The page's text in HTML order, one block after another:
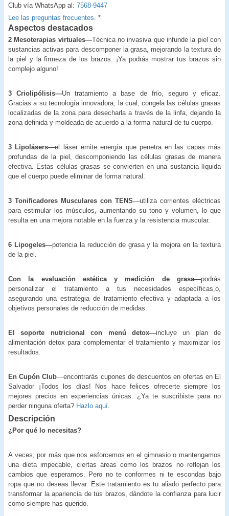
Club vía WhatsApp al: 7568-9447
Lee las preguntas frecuentes. *
Aspectos destacados
2 Mesoterapias virtuales—Técnica no invasiva que infunde la piel con
sustancias activas para descomponer la grasa, mejorando la textura de
la piel y la firmeza de los brazos. ¡Ya podrás mostrar tus brazos sin
complejo alguno!
3 Criolipólisis—Un tratamiento a base de frío, seguro y eficaz.
Gracias a su tecnología innovadora, la cual, congela las células grasas
localizadas de la zona para desecharla a través de la linfa, dejando la
zona definida y moldeada de acuerdo a la forma natural de tu cuerpo.
3 Lipolásers—el láser emite energía que penetra en las capas más
profundas de la piel, descomponiendo las células grasas de manera
efectiva. Estas células grasas se convierten en una sustancia líquida
que el cuerpo puede eliminar de forma natural.
3 Tonificadores Musculares con TENS—utiliza corrientes eléctricas
para estimular los músculos, aumentando su tono y volumen, lo que
resulta en una mejora notable en la fuerza y la resistencia muscular.
6 Lipogeles—potencia la reducción de grasa y la mejora en la textura
de la piel.
Con la evaluación estética y medición de grasa—podrás
personalizar el tratamiento a tus necesidades específicas,o,
asegurando una estrategia de tratamiento efectiva y adaptada a los
objetivos personales de reducción de medidas.
El soporte nutricional con menú detox—incluye un plan de
alimentación detox para complementar el tratamiento y maximizar los
resultados.
En Cupón Club—encontrarás cupones de descuentos en ofertas en El
Salvador ¡Todos los días! Nos hace felices ofrecerte siempre los
mejores precios en experiencias únicas. ¿Ya te suscribiste para no
perder ninguna oferta? Hazlo aquí
Descripción
¿Por qué lo necesitas?
A veces, por más que nos esforcemos en el gimnasio o mantengamos
una dieta impecable, ciertas áreas como los brazos no reflejan los
cambios que esperamos. Pero no te conformes ni te escondas bajo
ropa que no deseas llevar. Este tratamiento es tu aliado perfecto para
transformar la apariencia de tus brazos, dándote la confianza para lucir
como siempre has querido.